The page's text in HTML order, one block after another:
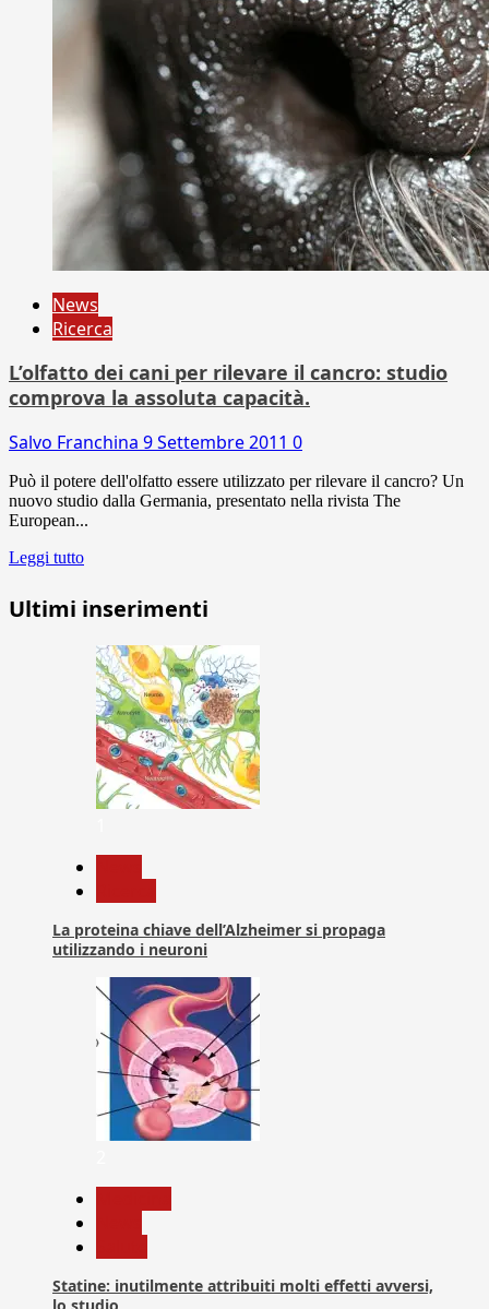
News
Ricerca
L’olfatto dei cani per rilevare il cancro: studio
comprova la assoluta capacità.
Salvo Franchina 9 Settembre 2011 0
Può il potere dell'olfatto essere utilizzato per rilevare il cancro? Un
nuovo studio dalla Germania, presentato nella rivista The
European...
Leggi tutto
Ultimi inserimenti
La proteina chiave dell’Alzheimer si propaga
utilizzando i neuroni
Statine: inutilmente attribuiti molti effetti avversi,
lo studio